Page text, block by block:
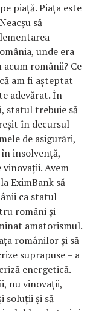
piaţă. Piaţa este
să
unde era
românii? Ce
am fi aşteptat
adevărat. În
statul trebuie să
în decursul
de asigurări,
insolvenţă,
Avem
EximBank să
ca statul
români şi
amatorismul.
românilor şi să
suprapuse – a
energetică.
nu vinovaţii,
soluţii şi să